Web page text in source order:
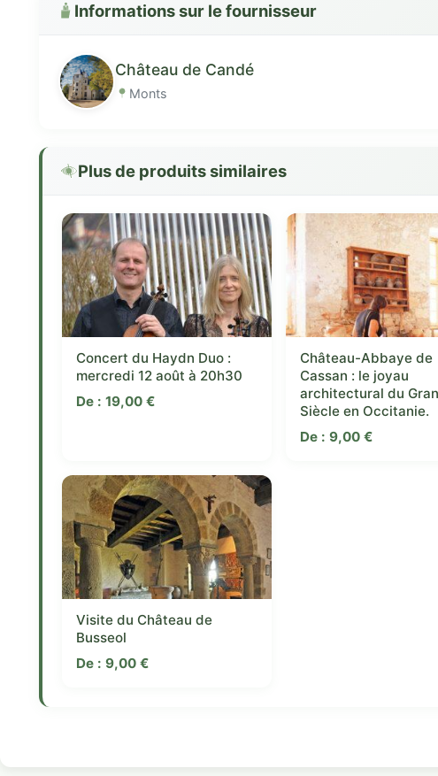
Informations sur le fournisseur
Château de Candé
Monts
Plus de produits similaires
Concert du Haydn Duo :
mercredi 12 août à 20h30
De : 19,00 €
Château-Abbaye de
Cassan : le joyau
architectural du
Siècle en Occitanie.
De :9,00€
Visite du Château de
Busseol
De : 9,00 €